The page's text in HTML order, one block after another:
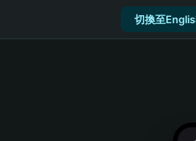
切換至